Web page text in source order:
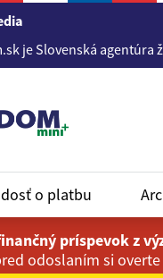
je Slovenská
o platbu
príspevok z
odoslaním si